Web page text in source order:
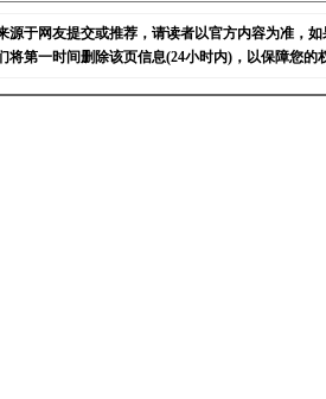
源于网友提交或推荐，请读者以官方内容为准，
将第一时间删除该页信息(24小时内)，以保障您的